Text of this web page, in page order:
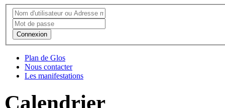
Connexion
Plan de Glos
Nous contacter
Les manifestations
Calendrier